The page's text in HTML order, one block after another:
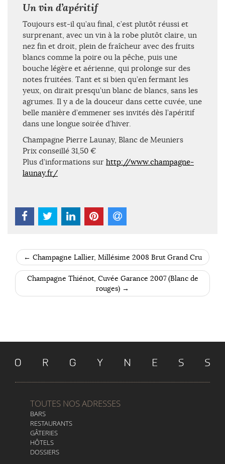
Un vin d’apéritif
Toujours est-il qu’au final, c’est plutôt réussi et
surprenant, avec un vin à la robe plutôt claire, un
nez fin et droit, plein de fraîcheur avec des fruits
blancs comme la poire ou la pêche, puis une
bouche légère et aérienne, qui prolonge sur des
notes fruitées. Tant et si bien qu’en fermant les
yeux, on dirait presqu’un blanc de blancs, sans les
agrumes. Il y a de la douceur dans cette cuvée, une
belle manière d’emmener ses invités dès l’apéritif
dans une longue soirée d’hiver.
Champagne Pierre Launay, Blanc de Meuniers
Prix conseillé 31,50 €
Plus d’informations sur http://www.champagne-
launay.fr/
POST NAVIGATION
← Champagne Lallier, Millésime 2008 Brut Grand Cru
Champagne Thiénot, Cuvée Garance 2007 (Blanc de
rouges) →
TOUTES NOS ADRESSES
BARS
RESTAURANTS
GÂTERIES
HÔTELS
DOSSIERS